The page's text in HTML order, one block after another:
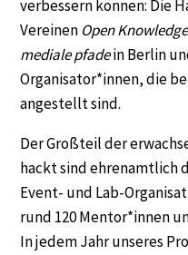
verbessern können: Die
Vereinen Open
mediale pfadein Berlin
Organisator*innen, die
angestellt sind.
Der Großteil der
hackt sind ehrenamtlich
Event- und Lab-
rund 120 Mentor*innen
In jedem Jahr unseres